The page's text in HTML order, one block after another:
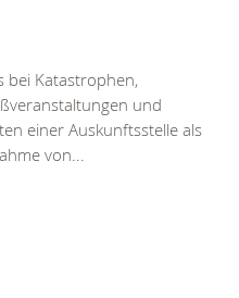
bei Katastrophen,
und
einer Auskunftsstelle als
von...